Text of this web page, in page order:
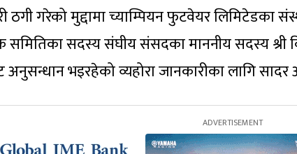
ठगी गरेको मुद्दामा च्याम्पियन फुटवेयर लिमिटेडका
समितिका सदस्य संघीय संसदका माननीय सदस्य श्री
अनुसन्धान भइरहेको व्यहोरा जानकारीका लागि